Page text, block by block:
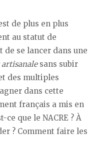
de plus en plus
au statut de
de se lancer dans une
sans subir
des multiples
dans cette
français a mis en
ce que le NACRE ? À
? Comment faire les